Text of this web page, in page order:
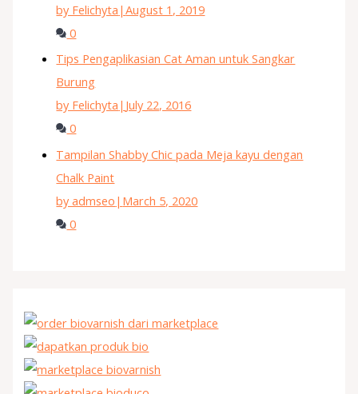
by Felichyta |August 1, 2019
0
Tips Pengaplikasian Cat Aman untuk Sangkar
Burung
by Felichyta | July 22, 2016
0
Tampilan Shabby Chic pada Meja kayu dengan
Chalk Paint
by admseo | March 5, 2020
0